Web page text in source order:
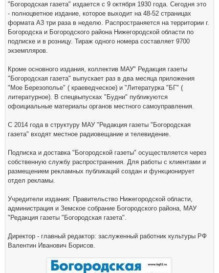
"Богородская газета" издается с 9 октября 1930 года. Сегодня это
- полноцветное издание, которое выходит на 48-52 страницах
формата А3 три раза в неделю. Распространяется на территории г.
Богородска и Богородского района Нижегородской области по
подписке и в розницу. Тираж одного номера составляет 9700
экземпляров.
Кроме основного издания, коллектив МАУ" Редакция газеты
"Богородская газета" выпускает раз в два месяца приложения
"Мое Березополье" ( краеведческое) и "Литературка "БГ" (
литературное). В спецвыпусках "Будни" публикуются
офоициальные материалы органов местного самоуправления.
С 2014 года в структуру МАУ "Редакция газеты "Богородская
газета" входят местное радиовещание и телевидение.
Подписка и доставка "Богородской газеты" осуществляется через
собственную службу распространения. Для работы с клиентами и
размещением рекламных публикаций создан и функционирует
отдел рекламы.
Учредители издания: Правительство Нижегородской области,
администрация и Земское собрание Богородского района, МАУ
"Редакция газеты "Богородская газета".
Директор - главный редактор: заслуженный работник культуры РФ
Валентин Иванович Борисов.